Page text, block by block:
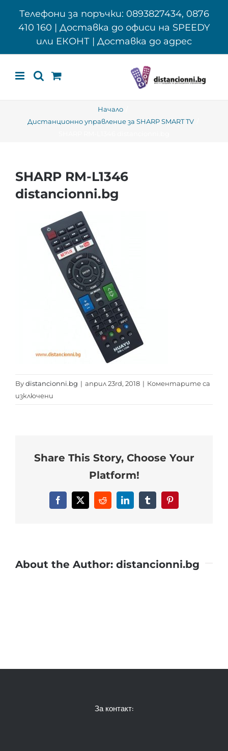
Телефони за поръчки: 0893827434, 0876
410 160 | Доставка до офиси на SPEEDY
или ЕКОНТ | Доставка до адрес
Начало
Дистанционно управление за SHARP SMART TV
SHARP RM-L1346
distancionni.bg
Bydistancionni.bg | април 23rd, 2018 | Коментарите са
изключени
Share This Story, Choose Your
Platform!
Facebook
X RedditLinkedInTumblrPinterest
About the Author: distancionni.bg
За контакт: